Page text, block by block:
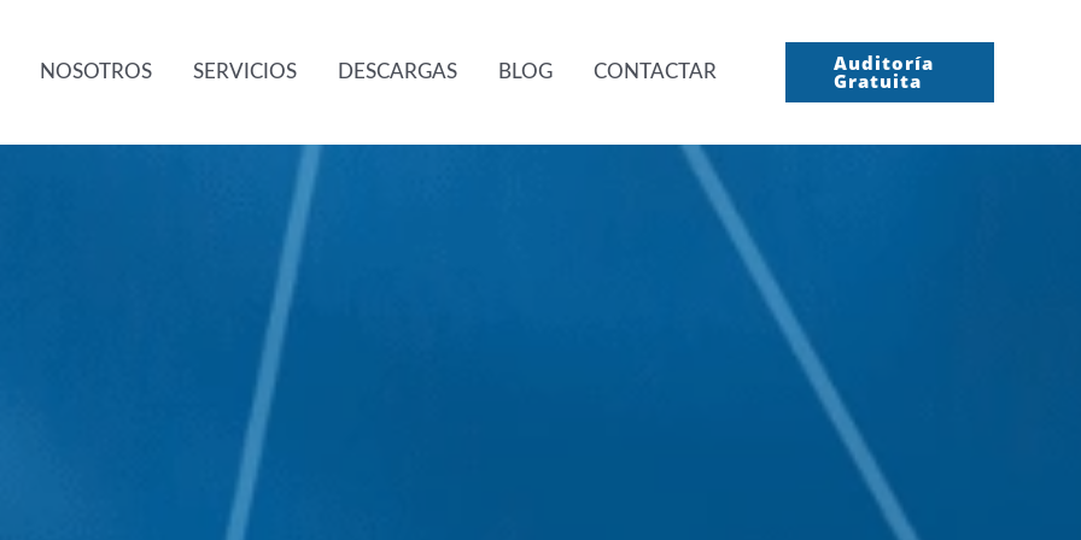
NOSOTROS SERVICIOS DESCARGAS BLOG CONTACTAR Auditoría
Gratuita